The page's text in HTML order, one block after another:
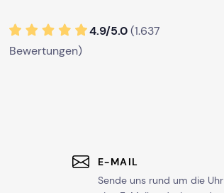
4.9/5.0(1.637
Bewertungen)
E-MAIL
Sende uns rund um die Uhr